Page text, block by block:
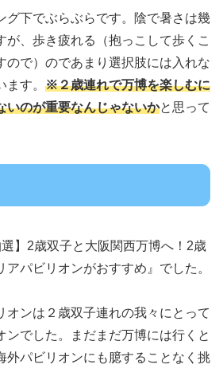
グ下でぶらぶらです。陰で暑さは幾
が、歩き疲れる（抱っこして歩くこ
ので）のであまり選択肢には入れな
す。 ※２歳連れで万博を楽しむに
いのが重要なんじゃないかと思って
】2歳双子と大阪関西万博へ！2歳
パビリオンがおすすめ』でした。
オンは２歳双子連れの我々にとって
ンでした。まだまだ万博には行くと
外パビリオンにも臆することなく挑